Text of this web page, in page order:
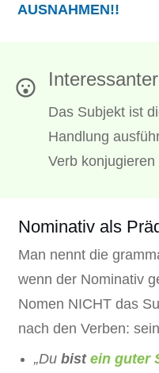
AUSNAHMEN!!
Das Subjekt ist
Handlung
Verb konjugieren
Nominativ als
Man nennt die
wenn der Nominativ
Nomen NICHT das
nach den Verben:
„Du bist ein guter